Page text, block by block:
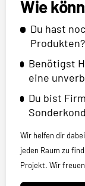
Wie
Du hast
Produkten?
Benötigst
eine
Du bist
Wir helfen dir
jeden Raum zu
Projekt. Wir